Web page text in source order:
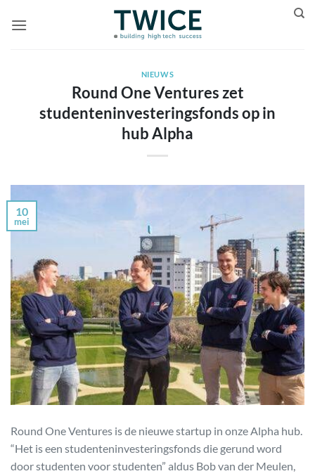
naar
NIEUWS
Round One Ventures zet
studenteninvesteringsfonds op in
hub Alpha
10
mei
Round One Ventures is de nieuwe startup in onze Alpha hub.
“Het is een studenteninvesteringsfonds die gerund word
door studenten voor studenten” aldus Bob van der Meulen,